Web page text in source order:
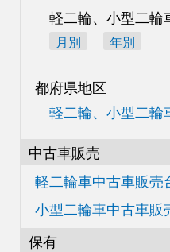
軽二輪、小型二輪
月別 年別
都府県地区
軽二輪、小型二輪
中古車販売
軽二輪車中古車販売
小型二輪車中古車販
保有